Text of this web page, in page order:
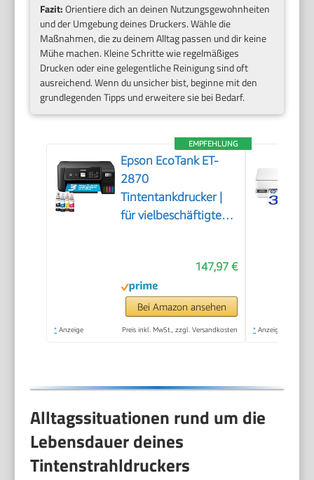
Fazit:Orientiere dich an deinen Nutzungsgewohnheiten
und der Umgebung deines Druckers. Wähle die
Maßnahmen, die zu deinem Alltag passen und dir keine
Mühe machen. Kleine Schritte wie regelmäßiges
Drucken oder eine gelegentliche Reinigung sind oft
ausreichend. Wenn du unsicher bist, beginne mit den
grundlegenden Tipps und erweitere sie bei Bedarf.
EMPFEHLUNG
Epson EcoTank ET-
2870
Tintentankdrucker |
für vielbeschäftigte
Kopieren, Scannen |
3.7 cm LCD-Display |
inkl. Tinte für bis zu 3
Jahre
147,97 €
Bei Amazon ansehen
* Anzeige Preis inkl. MwSt., zzgl. Versandkosten * Anzeige
Alltagssituationen rund um die
Lebensdauer deines
Tintenstrahldruckers